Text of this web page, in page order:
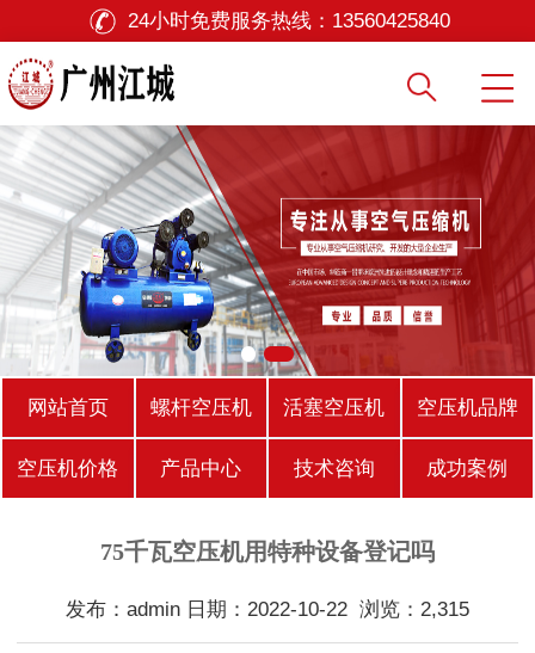
24小时免费服务热线： 13560425840
网站首页 螺杆空压机 活塞空压机 空压机品牌
空压机价格 产品中心 技术咨询 成功案例
75千瓦空压机用特种设备登记吗
发布：admin 日期：2022-10-22 浏览：2,315